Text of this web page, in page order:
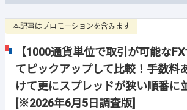
本記事はプロモーションを含みます
【1000通貨単位で取引が可能な
てピックアップして比較！手数料
けて更にスプレッドが狭い順番に
[※2026年6月5日調査版]